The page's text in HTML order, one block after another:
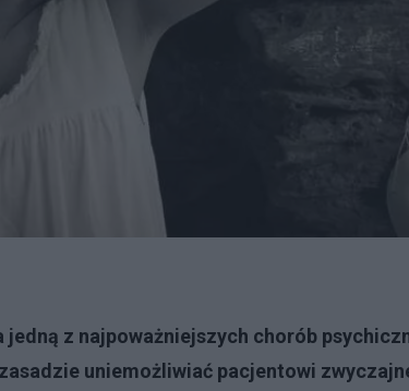
z najpoważniejszych chorób
uniemożliwiać pacjentowi